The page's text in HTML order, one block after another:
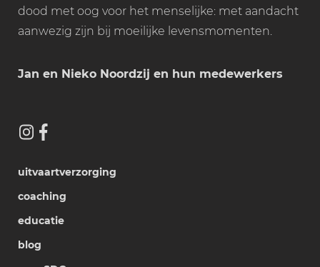
dood met oog voor het menselijke: met aandacht
aanwezig zijn bij moeilijke levensmomenten.
Jan en Nieko Noordzij en hun medewerkers
uitvaartverzorging
coaching
educatie
blog